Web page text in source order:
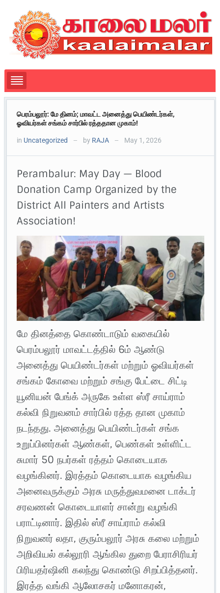
பெரம்பலூர்: மே தினம்; மாவட்ட அனைத்து பெயிண்டர்கள்,
ஓவியர்கள் சங்கம் சார்பில் ரத்ததான முகாம்!
in Uncategorized — by RAJA — May 1, 2026
Perambalur: May Day — Blood
Donation Camp Organized by the
District All Painters and Artists
Association!
மே தினத்தை கொண்டாடும் வகையில்
பெரம்பலூர் மாவட்டத்தில் 6ம் ஆண்டு
அனைத்து பெயிண்டர்கள் மற்றும் ஓவியர்கள்
சங்கம் கோவை மற்றும் சங்கு பேட்டை சிட்டி
யூனியன் பேங்க் அருகே உள்ள ஸ்ரீ சாய்ராம்
கல்வி நிறுவனம் சார்பில் ரத்த தான முகாம்
நடந்தது. அனைத்து பெயிண்டர்கள் சங்க
உறுப்பினர்கள் ஆண்கள், பெண்கள் உள்ளிட்ட
சுமார் 50 நபர்கள் ரத்தம் கொடையாக
வழங்கினர். இரத்தம் கொடையாக வழங்கிய
அனைவருக்கும் அரசு மருத்துவமனை டாக்டர்
சரவணன் கொடையாளர் சான்று வழங்கி
பராட்டினார். இதில் ஸ்ரீ சாய்ராம் கல்வி
நிறுவனர் லதா, குரும்பலூர் அரசு கலை மற்றும்
அறிவியல் கல்லூரி ஆங்கில துறை பேராசிரியர்
பிரியதர்ஷினி கலந்து கொண்டு சிறப்பித்தனர்.
இரத்த வங்கி ஆலோசகர் மனோகரன்,